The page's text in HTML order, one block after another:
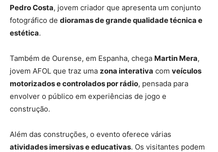
Pedro Costa, jovem criador que apresenta um conjunto
fotográfico de dioramas de grande qualidade técnica e
estética.
Também de Ourense, em Espanha, chega Martin Mera,
jovem AFOL que traz uma zona interativa com veículos
motorizados e controlados por rádio, pensada para
envolver o público em experiências de jogo e
construção.
Além das construções, o evento oferece várias
atividades imersivas e educativas. Os visitantes podem